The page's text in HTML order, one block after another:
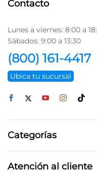
Contacto
Lunes a viernes: 8:00 a
Sábados: 9:00 a 13:30
(800) 161-4417
Ubica tu sucursal
Categorías
Atención al cliente